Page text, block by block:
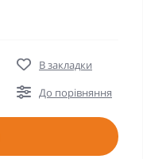
В закладки
До порівняння